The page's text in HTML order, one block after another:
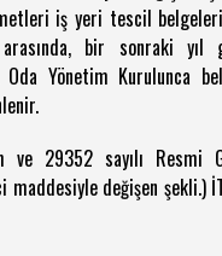
iş yeri tescil belgeleri
bir sonraki yıl
Oda Yönetim Kurulunca
ve 29352 sayılı Resmi
değişen şekli.)